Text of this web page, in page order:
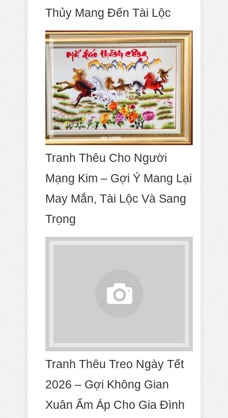
Thủy Mang Đến Tài Lộc
Tranh Thêu Cho Người
Mạng Kim – Gợi Ý Mang Lại
May Mắn, Tài Lộc Và Sang
Trọng
Tranh Thêu Treo Ngày Tết
2026 – Gợi Không Gian
Xuân Ấm Áp Cho Gia Đình